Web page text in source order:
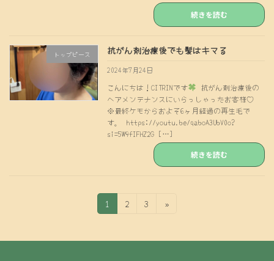
続きを読む
トップピース 抗がん剤治療後でも髪はキマる
2024年7月24日
こんにちは！CITRINです
抗がん剤治療後の
ヘアメンテナンスにいらっしゃったお客様♡
※最終ケモからおよそ6ヶ月経過の再生毛で
す。 https://youtu.be/qaboA3UbV0o?
si=5W9fIFHZ2G […]
続きを読む
の
固
定
ー
1
固
ー
2
固
ー
3 »